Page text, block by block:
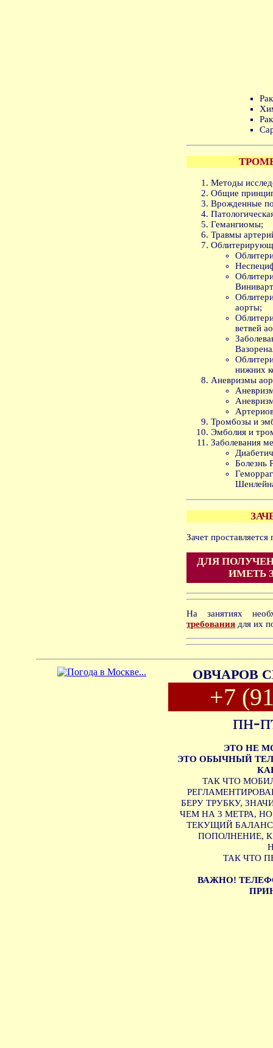
Методы
Общие
Врожденные
Гемангиомы;
Травмы
аорты;
ветвей
нижних
Аневризмы
Тромбозы и
Эмболия и
Заболевания
Болезнь
Зачет
ДЛЯ
ИМЕТЬ
На занятиях
требования для их
ОВЧАРОВ
+7
пн-
ЭТО НЕ
ЭТО ОБЫЧНЫЙ
ТАК ЧТО
БЕРУ ТРУБКУ,
ЧЕМ НА 3 МЕТРА,
ТЕКУЩИЙ
ПОПОЛНЕНИЕ,
ТАК ЧТО
ВАЖНО!